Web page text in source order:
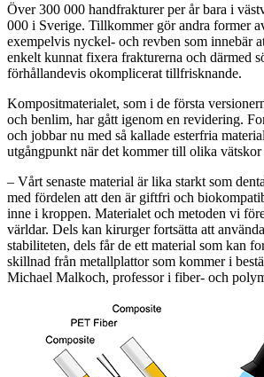
Över 300 000 handfrakturer per år bara i
000 i Sverige. Tillkommer gör andra former
exempelvis nyckel- och revben som innebär
enkelt kunnat fixera frakturerna och därmed
förhållandevis okomplicerat tillfrisknande.
Kompositmaterialet, som i de första
och benlim, har gått igenom en revidering.
och jobbar nu med så kallade esterfria
utgångpunkt när det kommer till olika vätskor
– Vårt senaste material är lika starkt som
med fördelen att den är giftfri och
inne i kroppen. Materialet och metoden vi
världar. Dels kan kirurger fortsätta att
stabiliteten, dels får de ett material som kan
skillnad från metallplattor som kommer i
Michael Malkoch, professor i fiber- och